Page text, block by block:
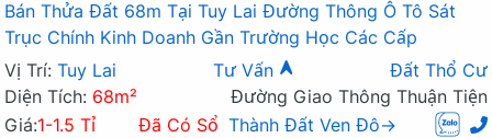
Bán Thửa Đất 68m Tại Tuy Lai Đường Thông Ô Tô Sát
Trục Chính Kinh Doanh Gần Trường Học Các Cấp
Vị Trí: Tuy Lai Tư Vấn
Đất Thổ Cư
Diện Tích: 68m²
Đường Giao Thông Thuận Tiện
Giá:1-1.5 Tỉ Đã Có Sổ Thành Đất Ven Đô→